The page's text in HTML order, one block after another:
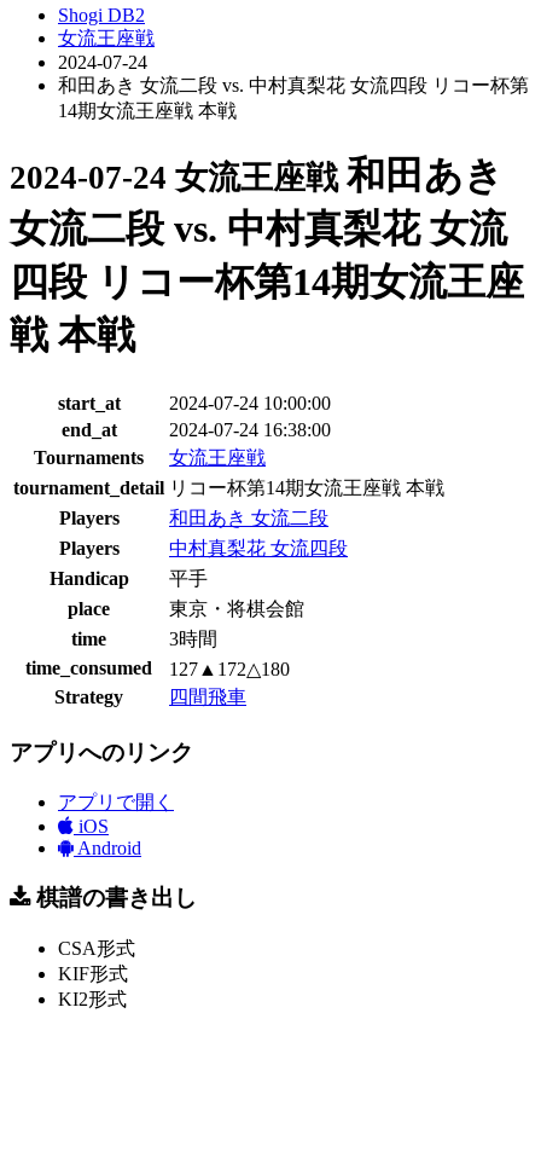
Shogi DB2
女流王座戦
2024-07-24
和田あき 女流二段 vs. 中村真梨花 女流四段 リコー杯第
14期女流王座戦 本戦
2024-07-24 女流王座戦 和田あき
女流二段 vs. 中村真梨花 女流
四段 リコー杯第14期女流王座
戦 本戦
start_at
2024-07-24 10:00:00
end_at
2024-07-24 16:38:00
Tournaments
女流王座戦
tournament_detail リコー杯第14期女流王座戦 本戦
Players
和田あき 女流二段
Players
中村真梨花 女流四段
Handicap
平手
place
東京・将棋会館
time
3時間
time_consumed
127▲172△180
Strategy
四間飛車
アプリへのリンク
アプリで開く
iOS
Android
棋譜の書き出し
CSA形式
KIF形式
KI2形式